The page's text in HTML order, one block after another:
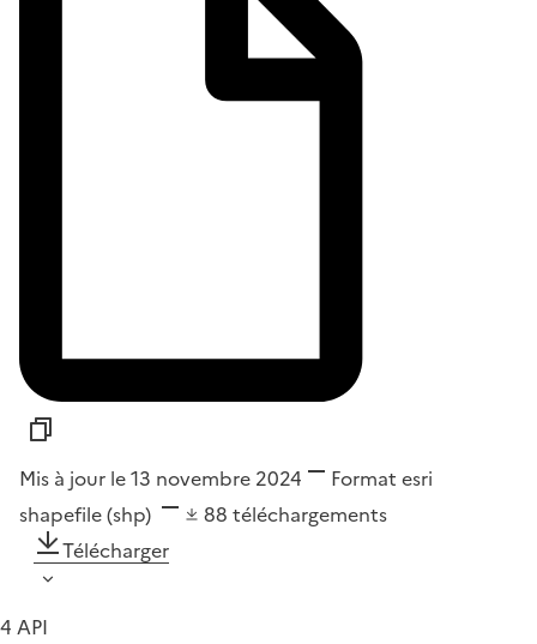
Mis à jour le 13 novembre 2024 Format esri
shapefile (shp)
88 téléchargements
Télécharger
4 API